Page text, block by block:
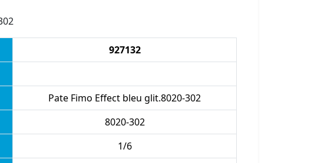
927132
Pate Fimo Effect bleu glit.8020-302
8020-302
1/6